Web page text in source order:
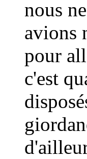
nous
avions
pour
c'est